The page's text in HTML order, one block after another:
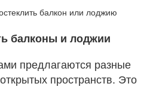
балконы и лоджии
предлагаются разные
пространств. Это